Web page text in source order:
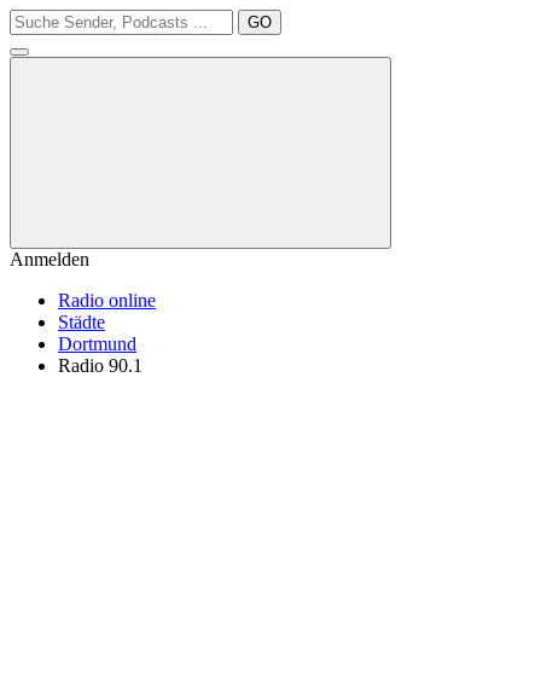
GO
Anmelden
Radio online
Städte
Dortmund
Radio 90.1